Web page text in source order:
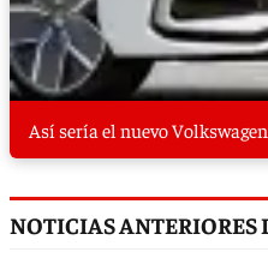
Así sería el nuevo
NOTICIAS ANTERIORES